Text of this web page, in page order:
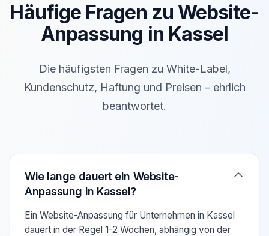
Häufige Fragen zu Website-
Anpassung in Kassel
Die häufigsten Fragen zu White-Label,
Kundenschutz, Haftung und Preisen – ehrlich
beantwortet.
Verwenden Sie die Pfeiltasten Auf/Ab um zwischen
Wie lange dauert ein Website-
Anpassung in Kassel?
Ein Website-Anpassung für Unternehmen in Kassel
dauert in der Regel 1-2 Wochen, abhängig von der